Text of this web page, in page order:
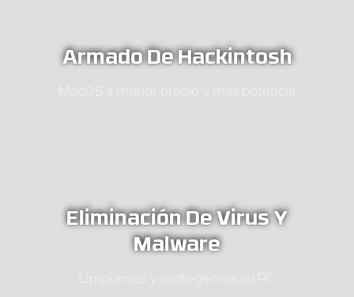
Armado De Hackintosh
MacOS a menor precio y más potencia
Eliminación De Virus Y
Malware
Limpiamos y protegemos su PC